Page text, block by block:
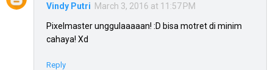
Vindy Putri March 3, 2016 at 11:57 PM
Pixelmaster unggulaaaaan! :D bisa motret di minim
cahaya! Xd
Reply